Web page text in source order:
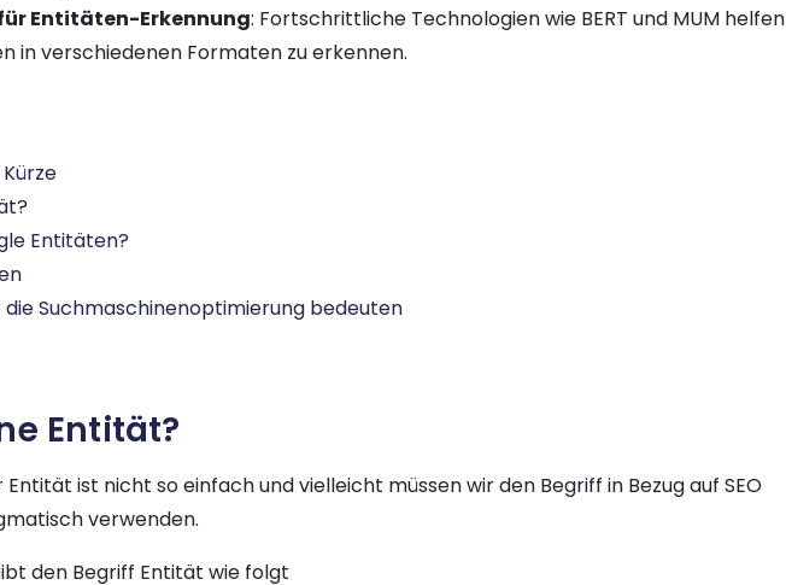
Entitäten-Erkennung: Fortschrittliche Technologien wie BERT und MUM helfen
in verschiedenen Formaten zu erkennen.
Entitäten?
Suchmaschinenoptimierung bedeuten
Entität?
Entität ist nicht so einfach und vielleicht müssen wir den Begriff in Bezug auf SEO
verwenden.
den Begriff Entität wie folgt